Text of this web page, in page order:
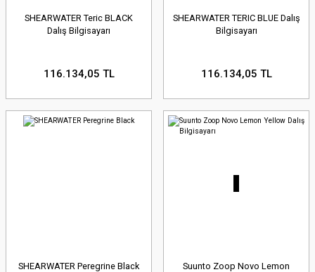
SHEARWATER Teric BLACK
Dalış Bilgisayarı
116.134,05 TL
SHEARWATER TERIC BLUE Dalış
Bilgisayarı
116.134,05 TL
SHEARWATER Peregrine Black
Suunto Zoop Novo Lemon